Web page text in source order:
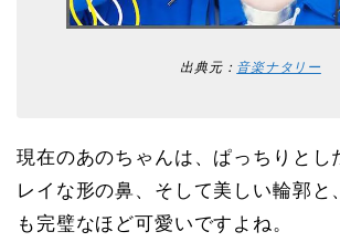
出典元： 音楽ナタリー
現在のあのちゃんは、ぱっちりとし
レイな形の鼻、そして美しい輪郭と
も完璧なほど可愛いですよね。